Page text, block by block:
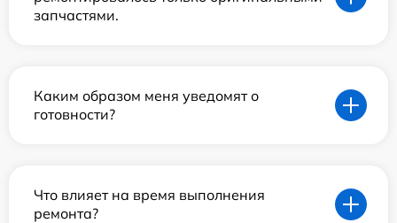
запчастями.
Каким образом меня уведомят о
готовности?
Что влияет на время выполнения
ремонта?